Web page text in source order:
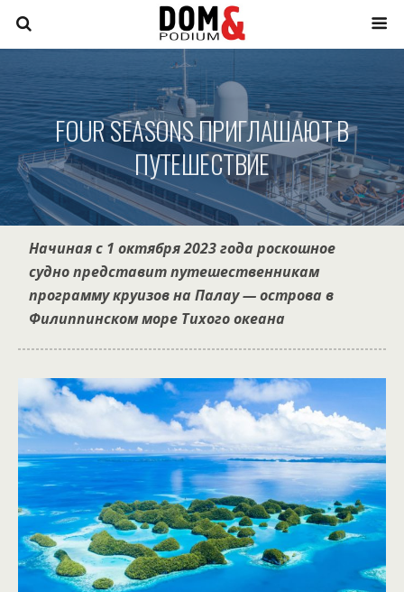
FOUR SEASONS ПРИГЛАШАЮТ В
ПУТЕШЕСТВИЕ
Начиная с 1 октября 2023 года роскошное
судно представит путешественникам
программу круизов на Палау — острова в
Филиппинском море Тихого океана